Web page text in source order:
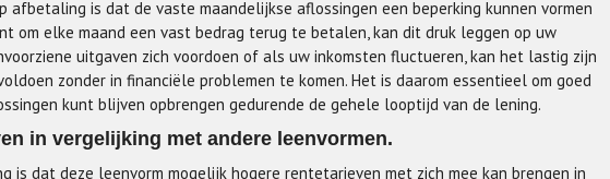
afbetaling is dat de vaste maandelijkse aflossingen een beperking kunnen vormen
om elke maand een vast bedrag terug te betalen, kan dit druk leggen op uw
uitgaven zich voordoen of als uw inkomsten fluctueren, kan het lastig zijn
zonder in financiële problemen te komen. Het is daarom essentieel om goed
kunt blijven opbrengen gedurende de gehele looptijd van de lening.
in vergelijking met andere leenvormen.
is dat deze leenvorm mogelijk hogere rentetarieven met zich mee kan brengen in